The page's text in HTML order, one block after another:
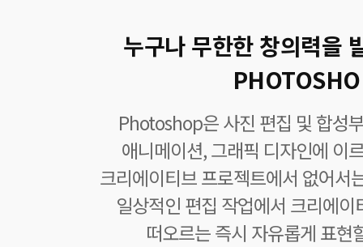
누구나 무한한 창의력을
Photoshop은 사진 편집 및 합성
애니메이션, 그래픽 디자인에 이
크리에이티브 프로젝트에서 없어서
일상적인 편집 작업에서 크리에
떠오르는 즉시 자유롭게 표현